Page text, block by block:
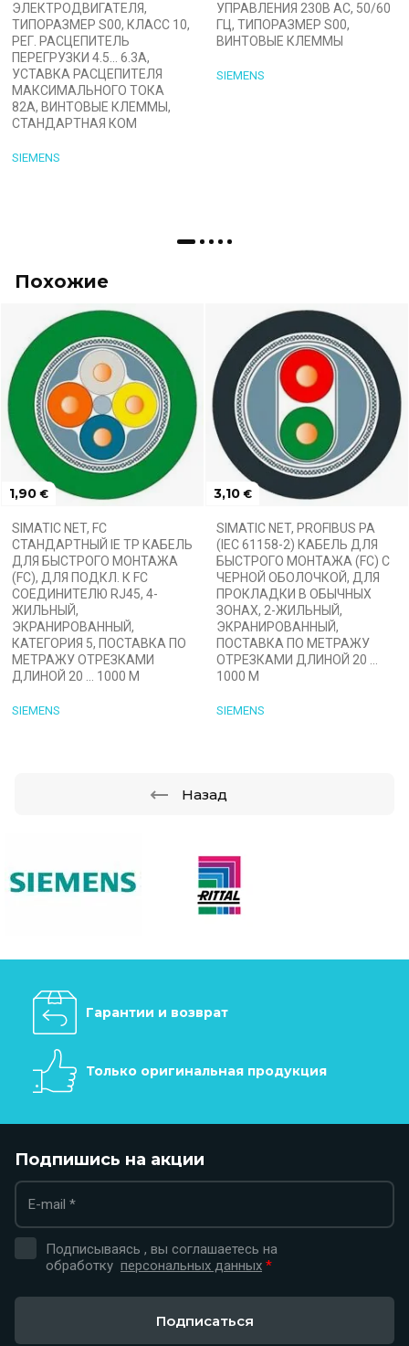
ЭЛЕКТРОДВИГАТЕЛЯ,
ТИПОРАЗМЕР S00, КЛАСС 10,
РЕГ. РАСЦЕПИТЕЛЬ
ПЕРЕГРУЗКИ 4.5... 6.3A,
УСТАВКА РАСЦЕПИТЕЛЯ
МАКСИМАЛЬНОГО ТОКА
82A, ВИНТОВЫЕ КЛЕММЫ,
СТАНДАРТНАЯ КОМ
SIEMENS
УПРАВЛЕНИЯ 230В АС, 50/60
ГЦ, ТИПОРАЗМЕР S00,
ВИНТОВЫЕ КЛЕММЫ
SIEMENS
Похожие
1,90 €
SIMATIC NET, FC
СТАНДАРТНЫЙ IE TP КАБЕЛЬ
ДЛЯ БЫСТРОГО МОНТАЖА
(FC), ДЛЯ ПОДКЛ. К FC
СОЕДИНИТЕЛЮ RJ45, 4-
ЖИЛЬНЫЙ,
ЭКРАНИРОВАННЫЙ,
КАТЕГОРИЯ 5, ПОСТАВКА ПО
МЕТРАЖУ ОТРЕЗКАМИ
ДЛИНОЙ 20 ... 1000 M
SIEMENS
3,10 €
SIMATIC NET, PROFIBUS PA
(IEC 61158-2) КАБЕЛЬ ДЛЯ
БЫСТРОГО МОНТАЖА (FC) С
ЧЕРНОЙ ОБОЛОЧКОЙ, ДЛЯ
ПРОКЛАДКИ В ОБЫЧНЫХ
ЗОНАХ, 2-ЖИЛЬНЫЙ,
ЭКРАНИРОВАННЫЙ,
ПОСТАВКА ПО МЕТРАЖУ
ОТРЕЗКАМИ ДЛИНОЙ 20 …
1000 М
SIEMENS
Назад
Гарантии и возврат
Только оригинальная продукция
Подпишись на акции
Подписываясь , вы соглашаетесь на
обработку персональных данных *
Подписаться